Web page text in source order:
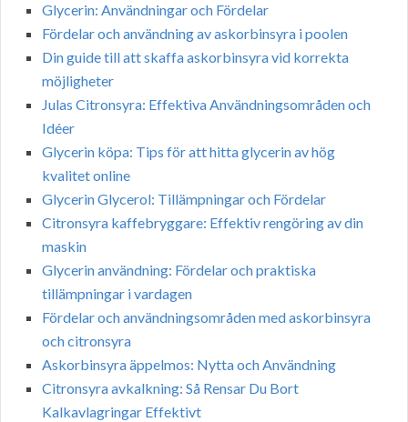
Glycerin: Användningar och Fördelar
Fördelar och användning av askorbinsyra i poolen
Din guide till att skaffa askorbinsyra vid korrekta
möjligheter
Julas Citronsyra: Effektiva Användningsområden och
Idéer
Glycerin köpa: Tips för att hitta glycerin av hög
kvalitet online
Glycerin Glycerol: Tillämpningar och Fördelar
Citronsyra kaffebryggare: Effektiv rengöring av din
maskin
Glycerin användning: Fördelar och praktiska
tillämpningar i vardagen
Fördelar och användningsområden med askorbinsyra
och citronsyra
Askorbinsyra äppelmos: Nytta och Användning
Citronsyra avkalkning: Så Rensar Du Bort
Kalkavlagringar Effektivt